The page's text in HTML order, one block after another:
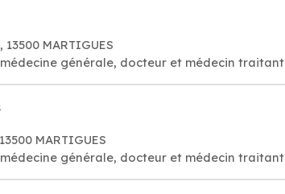
MARTIGUES
générale, docteur et médecin traitant
MARTIGUES
générale, docteur et médecin traitant